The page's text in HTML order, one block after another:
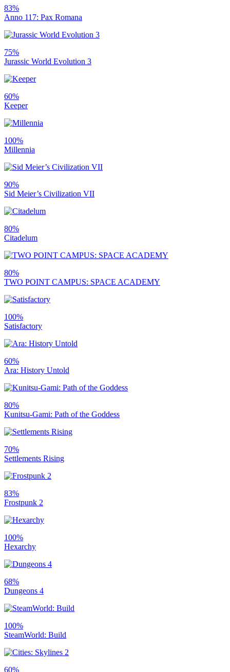
83%
Anno 117: Pax Romana
75%
Jurassic World Evolution 3
60%
Keeper
100%
Millennia
90%
Sid Meier’s Civilization VII
80%
Citadelum
80%
TWO POINT CAMPUS: SPACE ACADEMY
100%
Satisfactory
60%
Ara: History Untold
80%
Kunitsu-Gami: Path of the Goddess
70%
Settlements Rising
83%
Frostpunk 2
100%
Hexarchy
68%
Dungeons 4
100%
SteamWorld: Build
60%